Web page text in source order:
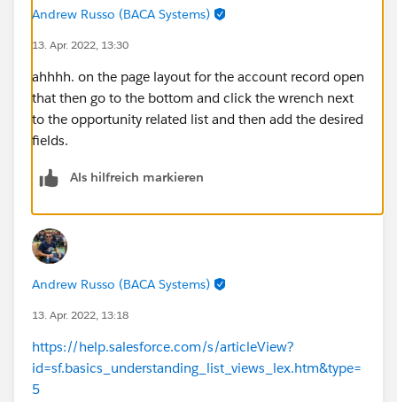
Andrew Russo (BACA Systems)
13. Apr. 2022, 13:30
ahhhh. on the page layout for the account record open
that then go to the bottom and click the wrench next
to the opportunity related list and then add the desired
fields.
Als hilfreich markieren
Andrew Russo (BACA Systems)
13. Apr. 2022, 13:18
https://help.salesforce.com/s/articleView?
id=sf.basics_understanding_list_views_lex.htm&type=
5